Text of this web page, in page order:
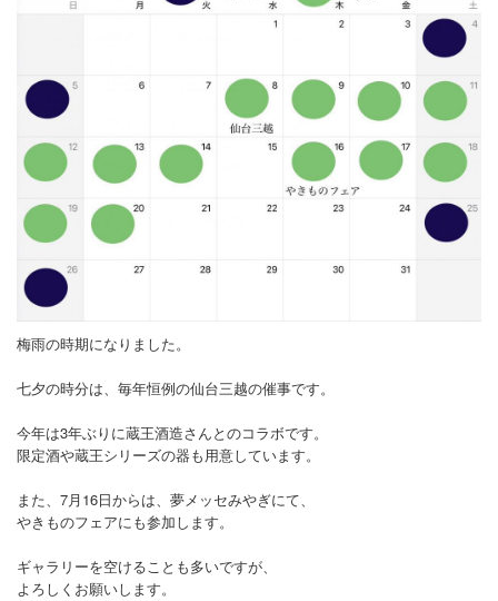
取扱店
プロフィール
梅雨の時期になりました。
七夕の時分は、毎年恒例の仙台三越の催事です。
今年は3年ぶりに蔵王酒造さんとのコラボです。
限定酒や蔵王シリーズの器も用意しています。
また、7月16日からは、夢メッセみやぎにて、
やきものフェアにも参加します。
ギャラリーを空けることも多いですが、
よろしくお願いします。